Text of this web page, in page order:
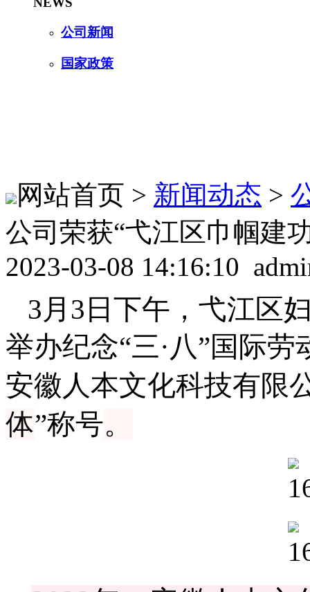
公司新闻
国家政策
网站首页 > 新闻动态 >
公司荣获“弋江区巾帼建
2023-03-08 14:16:10
3月3日 下午 ，弋江区
举办纪念“三·八”国际
安徽人本文化科技有限
体”称号。